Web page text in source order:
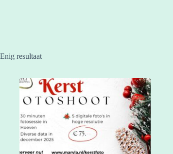
Enig resultaat